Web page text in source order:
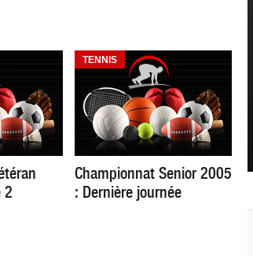
2
TENNIS
Championnat Senior 2005
: Dernière journée